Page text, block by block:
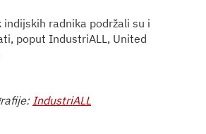
indijskih radnika podržali su i
poput IndustriALL, United
IndustriALL